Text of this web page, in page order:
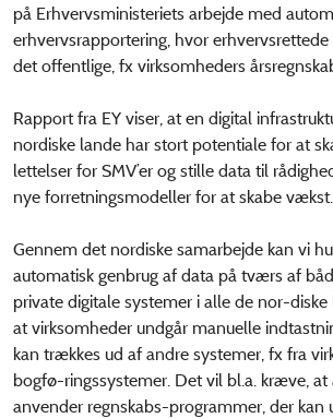
på Erhvervsministeriets arbejde med
erhvervsrapportering, hvor
det offentlige, fx virksomheders
Rapport fra EY viser, at en digital
nordiske lande har stort potentiale for at
lettelser for SMV’er og stille data til
nye forretningsmodeller for at skabe vækst.
Gennem det nordiske samarbejde kan vi
automatisk genbrug af data på tværs af
private digitale systemer i alle de nor-
at virksomheder undgår manuelle
kan trækkes ud af andre systemer, fx fra
bogfø-ringssystemer. Det vil bl.a. kræve,
anvender regnskabs-programmer, der kan